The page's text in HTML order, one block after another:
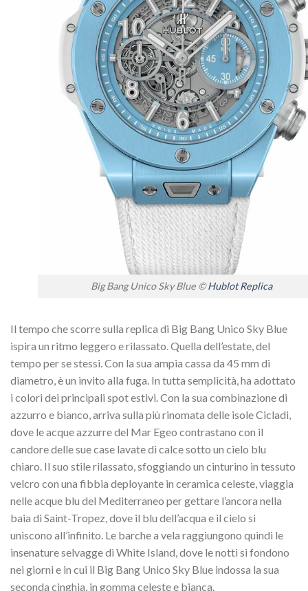
Big Bang Unico Sky Blue ©Hublot Replica
Il tempo che scorre sulla replica di Big Bang Unico Sky Blue
ispira un ritmo leggero e rilassato. Quella dell’estate, del
tempo per se stessi. Con la sua ampia cassa da 45 mm di
diametro, è un invito alla fuga. In tutta semplicità, ha adottato
i colori dei principali spot estivi. Con la sua combinazione di
azzurro e bianco, arriva sulla più rinomata delle isole Cicladi,
dove le acque azzurre del Mar Egeo contrastano con il
candore delle sue case lavate di calce sotto un cielo blu
chiaro. Il suo stile rilassato, sfoggiando un cinturino in tessuto
velcro con una fibbia deployante in ceramica celeste, viaggia
nelle acque blu del Mediterraneo per gettare l’ancora nella
baia di Saint-Tropez, dove il blu dell’acqua e il cielo si
uniscono all’infinito. Le barche a vela raggiungono quindi le
insenature selvagge di White Island, dove le notti si fondono
nei giorni e in cui il Big Bang Unico Sky Blue indossa la sua
seconda cinghia, in gomma celeste e bianca.